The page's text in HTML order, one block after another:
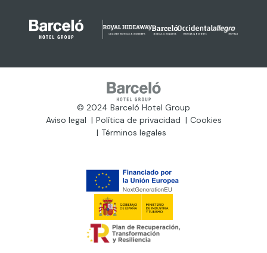
© 2024 Barceló Hotel Group
Aviso legal
Política de privacidad
Cookies
Términos legales